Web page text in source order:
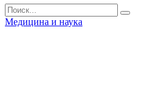
Медицина и наука